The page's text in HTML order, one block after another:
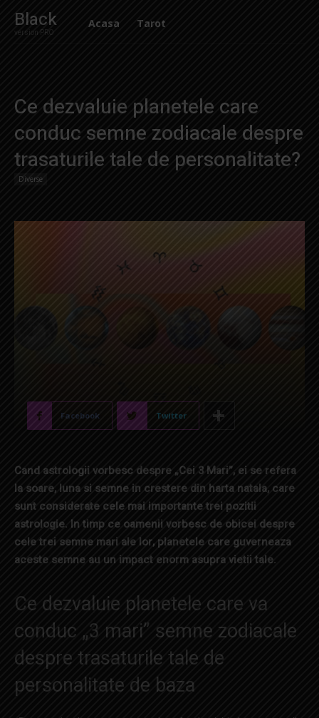
Black
version PRO
Acasa Tarot
Ce dezvaluie planetele care
conduc semne zodiacale despre
trasaturile tale de personalitate?
Diverse
Facebook Twitter
Cand astrologii vorbesc despre „Cei 3 Mari”, ei se refera
la soare, luna si semne in crestere din harta natala, care
sunt considerate cele mai importante trei pozitii
astrologie. In timp ce oamenii vorbesc de obicei despre
cele trei semne mari ale lor, planetele care guverneaza
aceste semne au un impact enorm asupra vietii tale.
Ce dezvaluie planetele care va
conduc „3 mari” semne zodiacale
despre trasaturile tale de
personalitate de baza